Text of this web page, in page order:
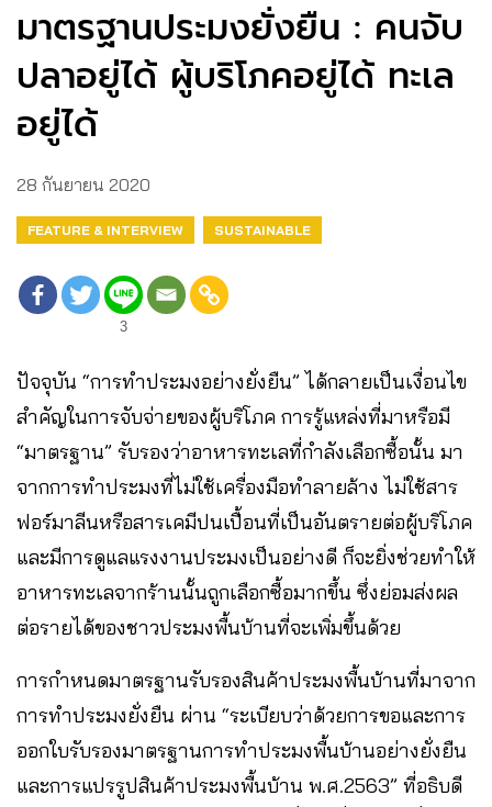
มาตรฐานประมงยั่งยืน : คนจับ
ปลาอยู่ได้ ผู้บริโภคอยู่ได้ ทะเล
อยู่ได้
28 กันยายน 2020
FEATURE & INTERVIEW SUSTAINABLE
3
ปัจจุบัน “การทำประมงอย่างยั่งยืน” ได้กลายเป็นเงื่อนไข
สำคัญในการจับจ่ายของผู้บริโภค การรู้แหล่งที่มาหรือมี
“มาตรฐาน” รับรองว่าอาหารทะเลที่กำลังเลือกซื้อนั้น มา
จากการทำประมงที่ไม่ใช้เครื่องมือทำลายล้าง ไม่ใช้สาร
ฟอร์มาลีนหรือสารเคมีปนเปื้อนที่เป็นอันตรายต่อผู้บริโภค
และมีการดูแลแรงงานประมงเป็นอย่างดี ก็จะยิ่งช่วยทำให้
อาหารทะเลจากร้านนั้นถูกเลือกซื้อมากขึ้น ซึ่งย่อมส่งผล
ต่อรายได้ของชาวประมงพื้นบ้านที่จะเพิ่มขึ้นด้วย
การกำหนดมาตรฐานรับรองสินค้าประมงพื้นบ้านที่มาจาก
การทำประมงยั่งยืน ผ่าน “ระเบียบว่าด้วยการขอและการ
ออกใบรับรองมาตรฐานการทำประมงพื้นบ้านอย่างยั่งยืน
และการแปรรูปสินค้าประมงพื้นบ้าน พ.ศ.2563” ที่อธิบดี